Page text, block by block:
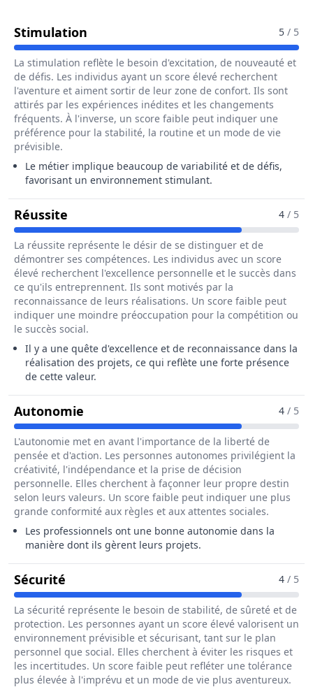
Stimulation Pour Le Métier De Poseur / 5 / 5
La stimulation reflète le besoin d'excitation, de nouveauté et
de défis. Les individus ayant un score élevé recherchent
l'aventure et aiment sortir de leur zone de confort. Ils sont
attirés par les expériences inédites et les changements
fréquents. À l'inverse, un score faible peut indiquer une
préférence pour la stabilité, la routine et un mode de vie
prévisible.
Le métier implique beaucoup de variabilité et de défis,
favorisant un environnement stimulant.
Réussite Pour Le Métier De Poseur / Poseuse
4 / 5
La réussite représente le désir de se distinguer et de
démontrer ses compétences. Les individus avec un score
élevé recherchent l'excellence personnelle et le succès dans
ce qu'ils entreprennent. Ils sont motivés par la
reconnaissance de leurs réalisations. Un score faible peut
indiquer une moindre préoccupation pour la compétition ou
le succès social.
Il y a une quête d'excellence et de reconnaissance dans la
réalisation des projets, ce qui reflète une forte présence
de cette valeur.
Autonomie Pour Le Métier De Poseur / 4 / 5
L'autonomie met en avant l'importance de la liberté de
pensée et d'action. Les personnes autonomes privilégient la
créativité, l'indépendance et la prise de décision
personnelle. Elles cherchent à façonner leur propre destin
selon leurs valeurs. Un score faible peut indiquer une plus
grande conformité aux règles et aux attentes sociales.
Les professionnels ont une bonne autonomie dans la
manière dont ils gèrent leurs projets.
Sécurité Pour Le Métier De Poseur / Poseuse
4 / 5
La sécurité représente le besoin de stabilité, de sûreté et de
protection. Les personnes ayant un score élevé valorisent un
environnement prévisible et sécurisant, tant sur le plan
personnel que social. Elles cherchent à éviter les risques et
les incertitudes. Un score faible peut refléter une tolérance
plus élevée à l'imprévu et un mode de vie plus aventureux.